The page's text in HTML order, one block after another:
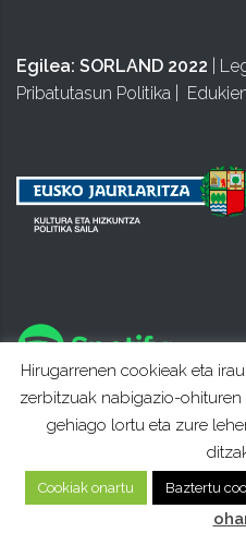
Egilea: SORLAND 2022
Pribatutasun Politika
Hirugarrenen cookieak eta
zerbitzuak nabigazio-ohituren
gehiago lortu eta zure
Cookiak onartu Baztertu